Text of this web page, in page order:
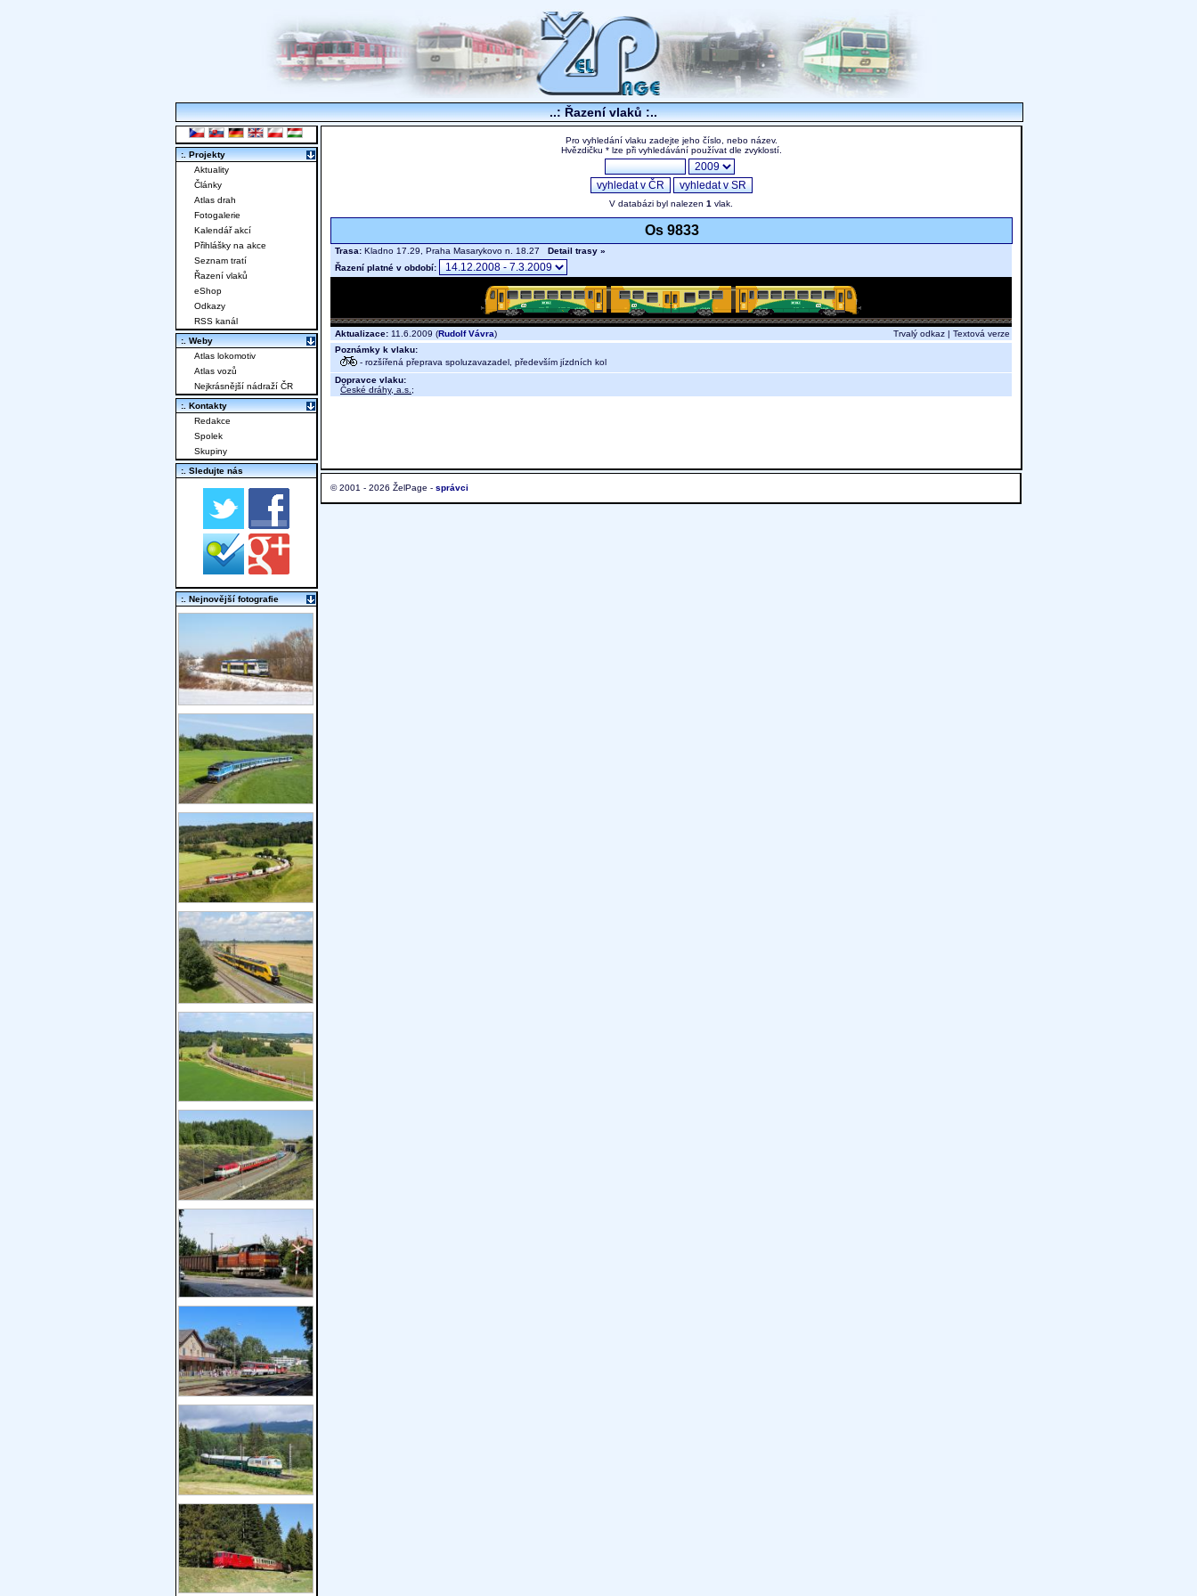
..: Řazení vlaků :..
Pro vyhledání vlaku zadejte jeho číslo, nebo název.
Hvězdičku * lze při vyhledávání používat dle zvyklostí.
V databázi byl nalezen 1 vlak.
Os 9833
Trasa: Kladno 17.29, Praha Masarykovo n. 18.27 Detail trasy »
Řazení platné v období:
Aktualizace: 11.6.2009 (Rudolf Vávra) Trvalý odkaz | Textová verze
Poznámky k vlaku:
- rozšířená přeprava spoluzavazadel, především jízdních kol
Dopravce vlaku:
České dráhy, a.s. ;
© 2001 - 2026 ŽelPage - správci
:. Projekty
Aktuality
Články
Atlas drah
Fotogalerie
Kalendář akcí
Přihlášky na akce
Seznam tratí
Řazení vlaků
eShop
Odkazy
RSS kanál
:. Weby
Atlas lokomotiv
Atlas vozů
Nejkrásnější nádraží ČR
:. Kontakty
Redakce
Spolek
Skupiny
:. Sledujte nás
:. Nejnovější fotografie